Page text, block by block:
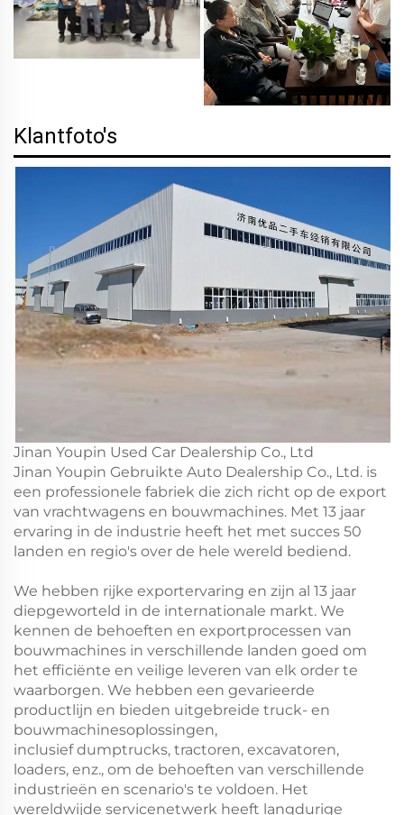
Klantfoto's
Jinan Youpin Used Car Dealership Co., Ltd
Jinan Youpin Gebruikte Auto Dealership Co., Ltd. is
een professionele fabriek die zich richt op de export
van vrachtwagens en bouwmachines. Met 13 jaar
ervaring in de industrie heeft het met succes 50
landen en regio's over de hele wereld bediend.
We hebben rijke exportervaring en zijn al 13 jaar
diepgeworteld in de internationale markt. We
kennen de behoeften en exportprocessen van
bouwmachines in verschillende landen goed om
het efficiënte en veilige leveren van elk order te
waarborgen. We hebben een gevarieerde
productlijn en bieden uitgebreide truck- en
bouwmachinesoplossingen,
inclusief dumptrucks, tractoren, excavatoren,
loaders, enz., om de behoeften van verschillende
industrieën en scenario's te voldoen. Het
wereldwijde servicenetwerk heeft langdurige